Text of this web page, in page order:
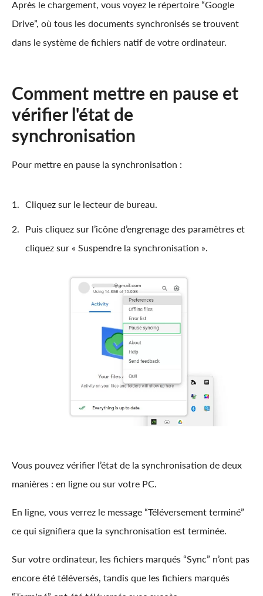
Après le chargement, vous voyez le répertoire “Google
Drive”, où tous les documents synchronisés se trouvent
dans le système de fichiers natif de votre ordinateur.
Comment mettre en pause et
vérifier l'état de
synchronisation
Pour mettre en pause la synchronisation :
Cliquez sur le lecteur de bureau.
Puis cliquez sur l’icône d’engrenage des paramètres et
cliquez sur « Suspendre la synchronisation ».
Vous pouvez vérifier l’état de la synchronisation de deux
manières : en ligne ou sur votre PC.
En ligne, vous verrez le message “Téléversement terminé”
ce qui signifiera que la synchronisation est terminée.
Sur votre ordinateur, les fichiers marqués “Sync” n’ont pas
encore été téléversés, tandis que les fichiers marqués